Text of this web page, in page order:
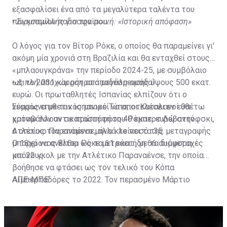
εξασφαλίσει ένα από τα μεγαλύτερα ταλέντα του
παγκοσμίου ποδοσφαίρου.
•Σιαμπουλλής για την ποινή: «Ιστορική απόφαση»
Ο λόγος για τον Βίτορ Ρόκε, ο οποίος θα παραμείνει γι'
ακόμη μία χρονιά στη Βραζιλία και θα ενταχθεί στους
«μπλαουγκράνα» την περίοδο 2024-25, με συμβόλαιο
ως το 2031 και ρήτρα αποδέσμευσης ύψους 500 εκατ.
ευρώ. Οι πρωταθλητές Ισπανίας ελπίζουν ότι ο
νεαρός επιθετικός μπορεί να αποτελέσει εν ευθέτω
χρόνω τον αντικαταστάτη του Ρόμπερτ Λεβαντόφσκι,
ο οποίος τον επόμενο μήνα κλείνει τα 35.
•Διπλή αποχώρηση από μεγάλη ομάδα!
Σύμφωνα με τον ισπανικό Τύπο, οι Καταλανοί θα
καταβάλλουν σε πρώτη φάση 40 εκατ. ευρώ στην
Ατλέτικο Παραναένσε, αλλά το ποσό της μεταγραφής
μπορεί να ανέλθει ως τα 61 εκατ., με τα διάφορα
μπόνους.
Ο 18χρονος Βίτορ Ρόκε μετράει ήδη 66 συμμετοχές
και 22 γκολ με την Ατλέτικο Παραναένσε, την οποία
βοήθησε να φτάσει ως τον τελικό του Κόπα
Λιμπερταδόρες το 2022. Τον περασμένο Μάρτιο
ΑΠΕ-ΜΠΕ